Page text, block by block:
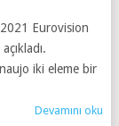
2021 Eurovision
iki eleme bir
Devamını oku